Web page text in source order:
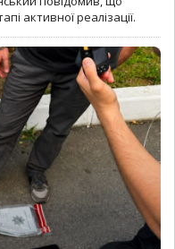
активної реалізації.